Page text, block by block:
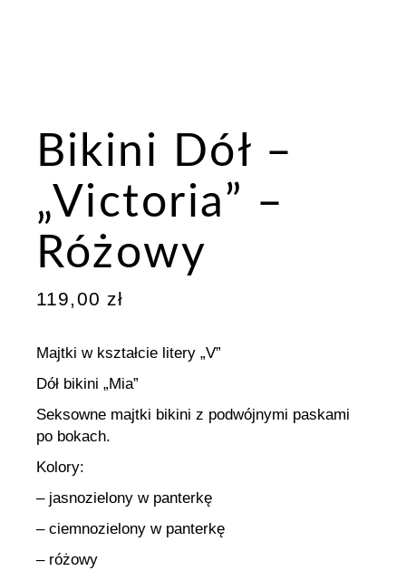
Bikini Dół –
„Victoria” –
Różowy
119,00 zł
Majtki w kształcie litery „V”
Dół bikini „Mia”
Seksowne majtki bikini z podwójnymi paskami
po bokach.
Kolory:
– jasnozielony w panterkę
– ciemnozielony w panterkę
– różowy